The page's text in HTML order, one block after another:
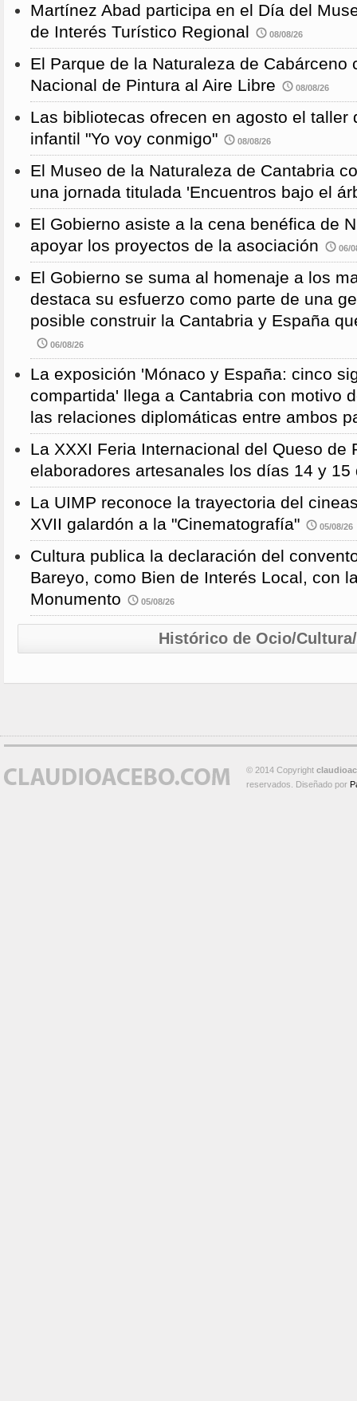
Martínez Abad participa en el Día del
de Interés Turístico Regional
08/08/26
El Parque de la Naturaleza de Cabárceno
Nacional de Pintura al Aire Libre
08/08/26
Las bibliotecas ofrecen en agosto el taller
infantil "Yo voy conmigo"
08/08/26
El Museo de la Naturaleza de Cantabria
una jornada titulada 'Encuentros bajo el
El Gobierno asiste a la cena benéfica de
apoyar los proyectos de la asociación
06/
El Gobierno se suma al homenaje a los
destaca su esfuerzo como parte de una
posible construir la Cantabria y España
06/08/26
La exposición 'Mónaco y España: cinco
compartida' llega a Cantabria con motivo
las relaciones diplomáticas entre ambos
La XXXI Feria Internacional del Queso de
elaboradores artesanales los días 14 y 15
La UIMP reconoce la trayectoria del
XVII galardón a la "Cinematografía"
05/08/26
Cultura publica la declaración del
Bareyo, como Bien de Interés Local, con
Monumento
05/08/26
Histórico de Ocio/
© 2014 Copyright
reservados. Diseñado por